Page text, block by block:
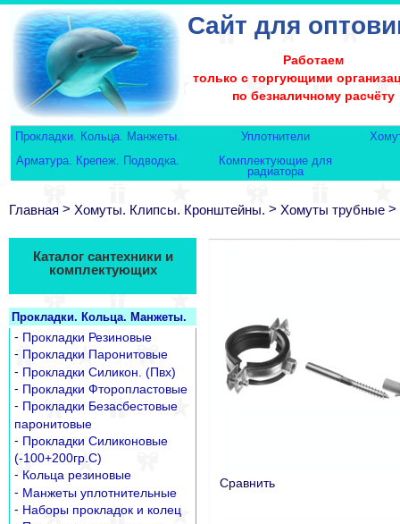
Сайт для
Работаем
только с торгующими
по безналичному расчёту
Прокладки. Кольца. Манжеты. Уплотнители
Арматура. Крепеж. Подводка.
Комплектующие для
радиатора
Главная > Хомуты. Клипсы. Кронштейны. > Хомуты трубные >
Сравнить
Каталог сантехники и
комплектующих
Прокладки. Кольца. Манжеты.
- Прокладки Резиновые
- Прокладки Паронитовые
- Прокладки Силикон. (Пвх)
- Прокладки Фторопластовые
- Прокладки Безасбестовые
паронитовые
- Прокладки Силиконовые
(-100+200гр.С)
- Кольца резиновые
- Манжеты уплотнительные
- Наборы прокладок и колец